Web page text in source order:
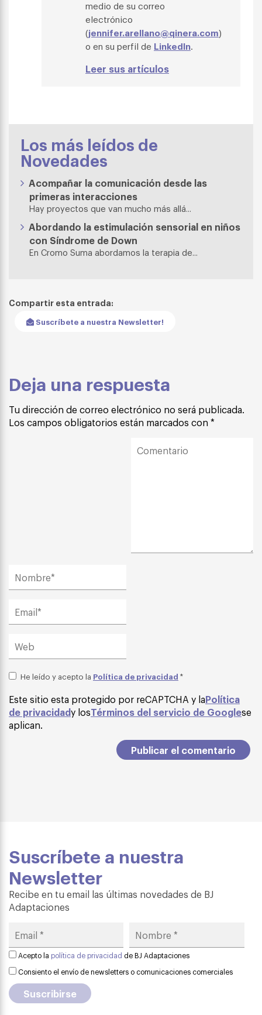
medio de su correo
electrónico
(jennifer.arellano@qinera.com)
o en su perfil de LinkedIn.
Leer sus artículos
Los más leídos de
Novedades
Acompañar la comunicación desde las
primeras interacciones
Hay proyectos que van mucho más allá...
Abordando la estimulación sensorial en niños
con Síndrome de Down
En Cromo Suma abordamos la terapia de...
Compartir esta entrada:
Suscríbete a nuestra Newsletter!
Deja una respuesta
Tu dirección de correo electrónico no será publicada.
Los campos obligatorios están marcados con *
He leído y acepto la Política de privacidad *
Este sitio esta protegido por reCAPTCHA y laPolítica
de privacidady losTérminos del servicio de Googlese
aplican.
Suscríbete a nuestra
Newsletter
Recibe en tu email las últimas novedades de BJ
Adaptaciones
Acepto la política de privacidad de BJ Adaptaciones
Consiento el envío de newsletters o comunicaciones comerciales